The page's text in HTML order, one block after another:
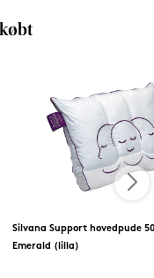
Silvana Support hovedpude
Emerald (lilla)